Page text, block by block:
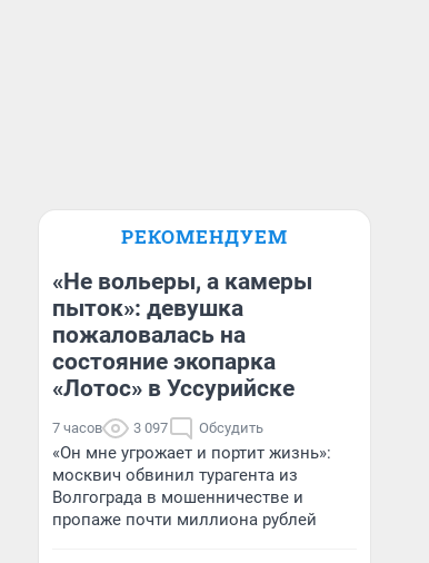
РЕКОМЕНДУЕМ
«Не вольеры, а камеры
пыток»: девушка
пожаловалась на
состояние экопарка
«Лотос» в Уссурийске
7 часов 3 097 Обсудить
«Он мне угрожает и портит жизнь»:
москвич обвинил турагента из
Волгограда в мошенничестве и
пропаже почти миллиона рублей